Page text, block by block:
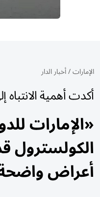
الإمارات/أخبار الدار
أكدت أهمية الانتباه
«الإمارات
أعراض